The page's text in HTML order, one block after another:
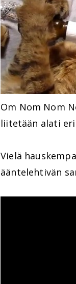
Om Nom Nom
liitetään alati
Vielä
ääntelehtivän